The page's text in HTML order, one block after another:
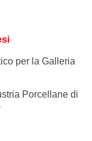
per la Galleria
Porcellane di